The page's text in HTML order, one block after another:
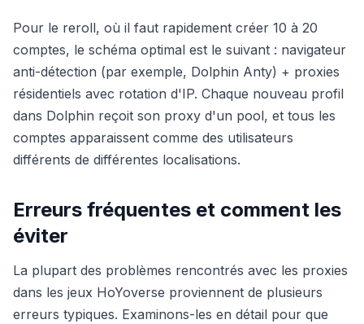
Pour le reroll, où il faut rapidement créer 10 à 20
comptes, le schéma optimal est le suivant : navigateur
anti-détection (par exemple, Dolphin Anty) + proxies
résidentiels avec rotation d'IP. Chaque nouveau profil
dans Dolphin reçoit son proxy d'un pool, et tous les
comptes apparaissent comme des utilisateurs
différents de différentes localisations.
Erreurs fréquentes et comment les
éviter
La plupart des problèmes rencontrés avec les proxies
dans les jeux HoYoverse proviennent de plusieurs
erreurs typiques. Examinons-les en détail pour que